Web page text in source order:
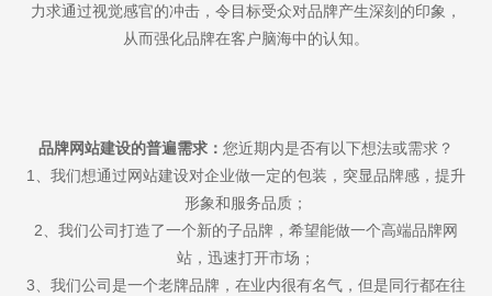
力求通过视觉感官的冲击，令目标受众对品牌产生深刻的印象，
从而强化品牌在客户脑海中的认知。
品牌网站建设的普遍需求： 您近期内是否有以下想法或需求？
1、我们想通过网站建设对企业做一定的包装，突显品牌感，提升
形象和服务品质；
2、我们公司打造了一个新的子品牌，希望能做一个高端品牌网
站，迅速打开市场；
3、我们公司是一个老牌品牌，在业内很有名气，但是同行都在往